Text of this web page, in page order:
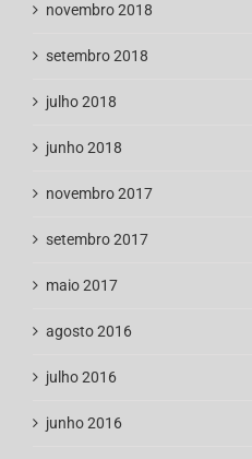
novembro 2018
setembro 2018
julho 2018
junho 2018
novembro 2017
setembro 2017
maio 2017
agosto 2016
julho 2016
junho 2016